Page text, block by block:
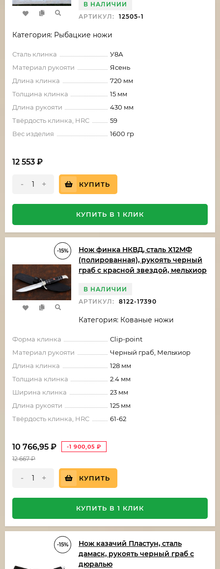
В НАЛИЧИИ
АРТИКУЛ:
12505-1
Категория: Рыбацкие ножи
Сталь клинка
У8А
Материал рукояти
Ясень
Длина клинка
720 мм
Толщина клинка
15 мм
Длина рукояти
430 мм
Твёрдость клинка, HRC
59
Вес изделия
1600 гр
12 553 ₽
- + КУПИТЬ
КУПИТЬ В 1 КЛИК
-15%
Нож финка НКВД, сталь Х12МФ
(полированная), рукоять черный
граб с красной звездой, мельхиор
В НАЛИЧИИ
АРТИКУЛ:
8122-17390
Категория: Кованые ножи
Форма клинка
Clip-point
Материал рукояти
Черный граб, Мельхиор
Длина клинка
128 мм
Толщина клинка
2.4 мм
Ширина клинка
23 мм
Длина рукояти
125 мм
Твёрдость клинка, HRC
61-62
10 766,95 ₽ -1 900,05 ₽
12 667₽
- + КУПИТЬ
КУПИТЬ В 1 КЛИК
-15%
Нож казачий Пластун, сталь
дамаск, рукоять черный граб с
дюралью